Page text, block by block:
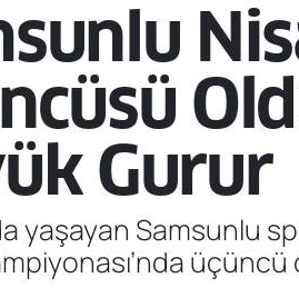
Gurur
yaşayan Samsunlu
üçüncü